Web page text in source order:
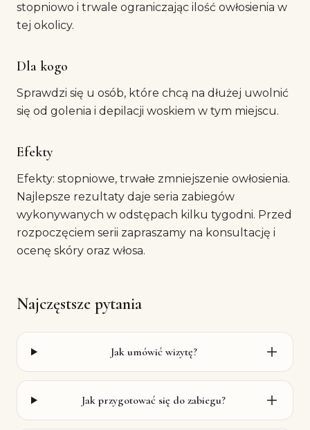
stopniowo i trwale ograniczając ilość owłosienia w
tej okolicy.
Dla kogo
Sprawdzi się u osób, które chcą na dłużej uwolnić
się od golenia i depilacji woskiem w tym miejscu.
Efekty
Efekty: stopniowe, trwałe zmniejszenie owłosienia.
Najlepsze rezultaty daje seria zabiegów
wykonywanych w odstępach kilku tygodni. Przed
rozpoczęciem serii zapraszamy na konsultację i
ocenę skóry oraz włosa.
Najczęstsze pytania
Jak umówić wizytę?
Jak przygotować się do zabiegu?